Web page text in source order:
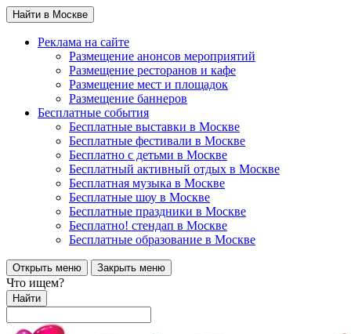
Найти в Москве
Реклама на сайте
Размещение анонсов мероприятий
Размещение ресторанов и кафе
Размещение мест и площадок
Размещение баннеров
Бесплатные события
Бесплатные выставки в Москве
Бесплатные фестивали в Москве
Бесплатно с детьми в Москве
Бесплатный активный отдых в Москве
Бесплатная музыка в Москве
Бесплатные шоу в Москве
Бесплатные праздники в Москве
Бесплатно! стендап в Москве
Бесплатные образование в Москве
Открыть меню Закрыть меню
Что ищем?
Найти